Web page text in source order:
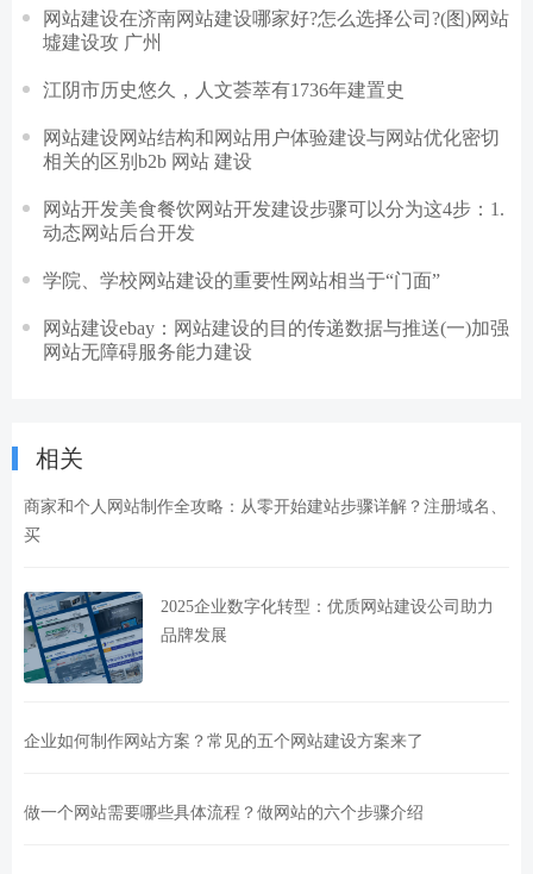
网站建设在济南网站建设哪家好?怎么选择公司?(图)网站
墟建设攻 广州
江阴市历史悠久，人文荟萃有1736年建置史
网站建设网站结构和网站用户体验建设与网站优化密切
相关的区别b2b 网站 建设
网站开发美食餐饮网站开发建设步骤可以分为这4步：1.
动态网站后台开发
学院、学校网站建设的重要性网站相当于“门面”
网站建设ebay：网站建设的目的传递数据与推送(一)加强
网站无障碍服务能力建设
相关
商家和个人网站制作全攻略：从零开始建站步骤详解？注册域名、
买
2025企业数字化转型：优质网站建设公司助力
品牌发展
企业如何制作网站方案？常见的五个网站建设方案来了
做一个网站需要哪些具体流程？做网站的六个步骤介绍